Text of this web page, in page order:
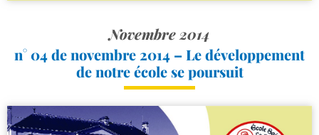
Novembre 2014
n° 04 de novembre 2014 – Le développement
de notre école se poursuit